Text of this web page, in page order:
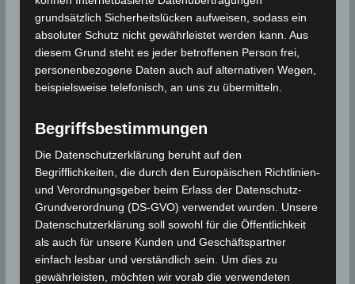
erwartenden Meeresspiegelanstieg durch den Faktor
Antarktis ist recht groß. Geht man davon aus, dass
der Ausstoß von Treibhausgasen sich wie bislang
fortsetzt, liegt die von den Wissenschaftlern als “sehr
wahrscheinlich” bezeichnete Spanne für dieses
Meeresspiegelanstieg. Geht man dagegen von einer
schnellen Emissionsreduktion aus, liegt sie zwischen
4 und 37 Zentimetern. Wichtig ist, dass der
Unterschied zwischen einem Szenario mit
unverändertem Treibhausgasausstoß und einem
Szenario mit Emissionsreduktionen auf längeren
Zeitskalen, also weiter in der Zukunft, wesentlich
größer wird.
grundsätzlich Sicherheitslücken aufweisen, sodass ein
absoluter Schutz nicht gewährleistet werden kann. Aus
diesem Grund steht es jeder betroffenen Person frei,
personenbezogene Daten auch auf alternativen Wegen,
beispielsweise telefonisch, an uns zu übermitteln.
Begriffsbestimmungen
Die Datenschutzerklärung beruht auf den
Begrifflichkeiten, die durch den Europäischen Richtlinien-
und Verordnungsgeber beim Erlass der Datenschutz-
Grundverordnung (DS-GVO) verwendet wurden. Unsere
Datenschutzerklärung soll sowohl für die Öffentlichkeit
als auch für unsere Kunden und Geschäftspartner
einfach lesbar und verständlich sein. Um dies zu
gewährleisten, möchten wir vorab die verwendeten